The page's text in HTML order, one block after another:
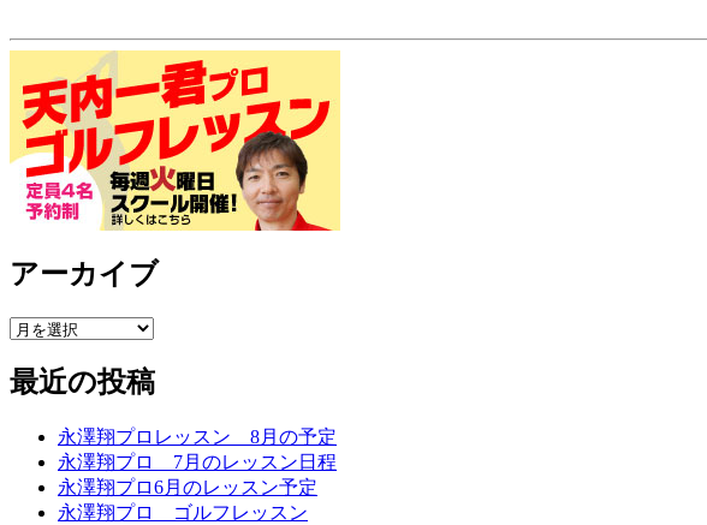
アーカイブ
最近の投稿
永澤翔プロレッスン 8月の予定
永澤翔プロ 7月のレッスン日程
永澤翔プロ6月のレッスン予定
永澤翔プロ ゴルフレッスン